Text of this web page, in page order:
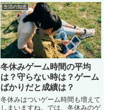
生活の知恵
冬休みゲーム時間の平均
は？守らない時は？ゲーム
ばかりだと成績は？
冬休みはついゲーム時間も増えて
しまいますね。では、冬休みのゲ